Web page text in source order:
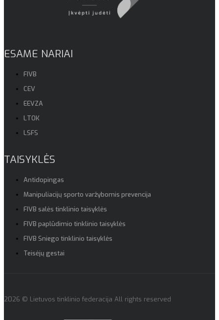
ESAME NARIAI
FIVB
CEV
EEVZA
LTOK
LSFS
TAISYKLĖS
Antidopingas
Manipuliacijų sporto varžybomis prevencija
FIVB salės tinklinio taisyklės
FIVB paplūdimio tinklinio taisyklės
FIVB Sniego tinklinio taisyklės
Teisėjų gestai
2026 © Lietuvos tinklinio federacija All rights reserved